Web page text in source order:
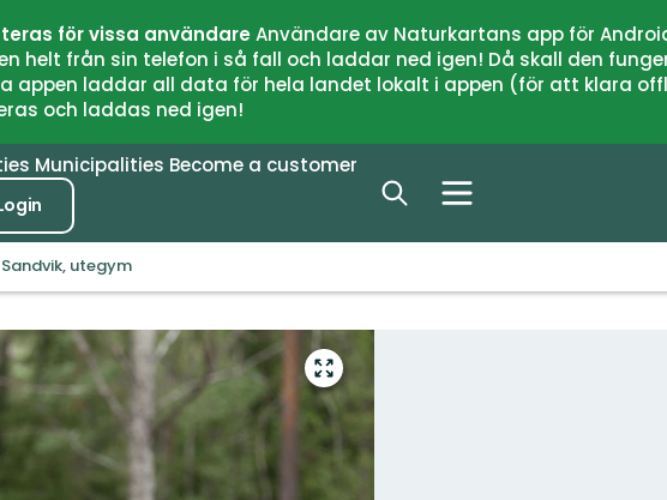
för vissa användareAnvändare av Naturkartans app för
helt från sin telefon i så fall och laddar ned igen! Då skall den
appen laddar all data för hela landet lokalt i appen (för att klara
och laddas ned igen!
Municipalities Become a customer
Sandvik, utegym
Enter
fullscreen